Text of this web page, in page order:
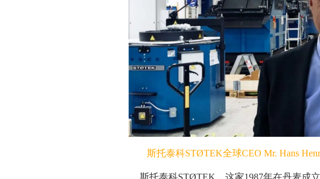
斯托泰科STØTEK全球CEO Mr. Hans
斯托泰科STØTEK，这家1987年在丹麦成